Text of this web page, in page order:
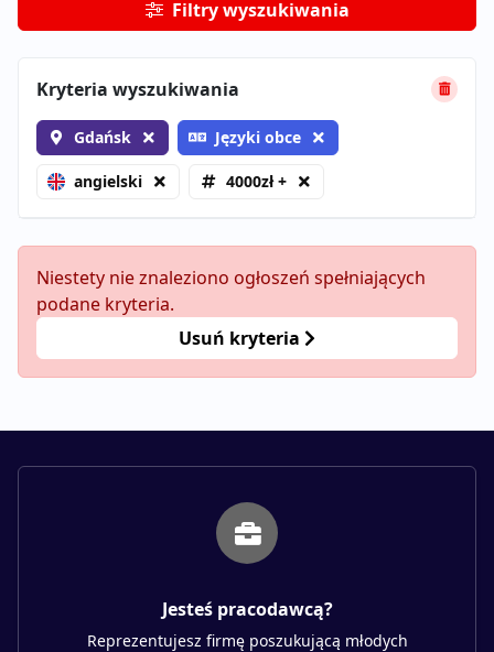
Filtry wyszukiwania
Kryteria wyszukiwania
Gdańsk Języki obce
angielski 4000zł +
Niestety nie znaleziono ogłoszeń spełniających
podane kryteria.
Usuń kryteria
Jesteś pracodawcą?
Reprezentujesz firmę poszukującą młodych